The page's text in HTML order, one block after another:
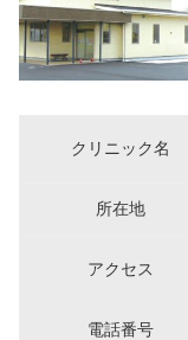
クリニック名
所在地
アクセス
電話番号